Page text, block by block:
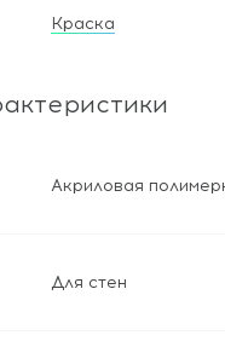
Краска
Акриловая
Для стен